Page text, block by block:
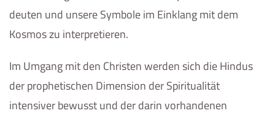
deuten und unsere Symbole im Einklang mit dem
Kosmos zu interpretieren.
Im Umgang mit den Christen werden sich die Hindus
der prophetischen Dimension der Spiritualität
intensiver bewusst und der darin vorhandenen